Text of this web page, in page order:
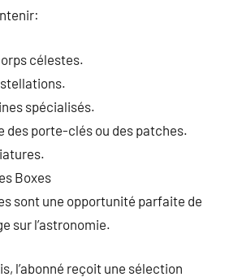
célestes.
spécialisés.
des porte-clés ou des patches.
Boxes
sont une opportunité parfaite de
sur l’astronomie.
l’abonné reçoit une sélection